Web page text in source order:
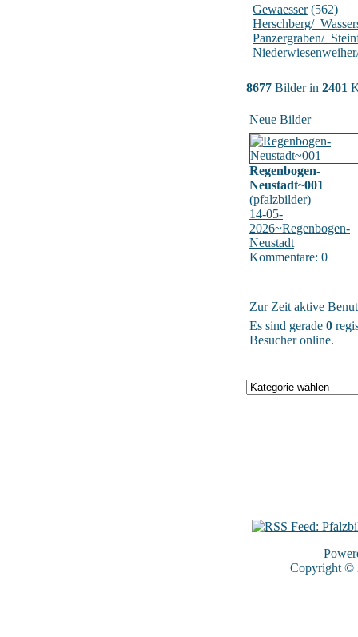
Gewaesser(562)
Herschberg/
Panzergraben/
8677 Bilder in 2401
Neue Bilder
Regenbogen-
Neustadt~001
(pfalzbilder)
14-05-
2026~Regenbogen-
Neustadt
Kommentare: 0
Zur Zeit aktive
Es sind gerade 0
Besucher online.
Copyright ©